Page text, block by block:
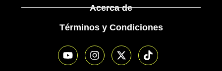
Acerca de
Términos y Condiciones